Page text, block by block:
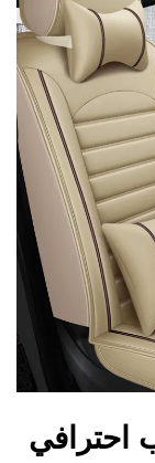
احترافي